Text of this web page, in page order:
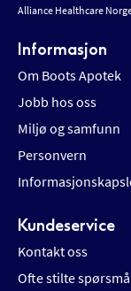
Alliance Healthcare
Informasjon
Om Boots Apotek
Jobb hos oss
Miljø og samfunn
Personvern
Kundeservice
Kontakt oss
Ofte stilte